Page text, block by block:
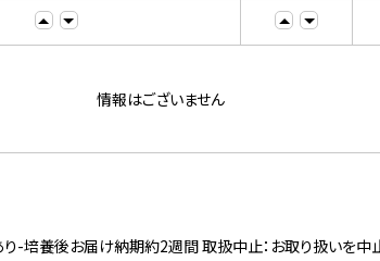
情報はございません
培養後お届け納期約2週間 取扱中止：お取り扱いを中止